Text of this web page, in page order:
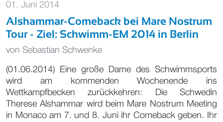
01. Juni 2014
Alshammar-Comeback bei Mare Nostrum
Tour - Ziel: Schwimm-EM 2014 in Berlin
von Sebastian Schwenke
(01.06.2014) Eine große Dame des Schwimmsports
wird am kommenden Wochenende ins
Wettkampfbecken zurückkehren: Die Schwedin
Therese Alshammar wird beim Mare Nostrum Meeting
in Monaco am 7. und 8. Juni ihr Comeback geben. Ihr